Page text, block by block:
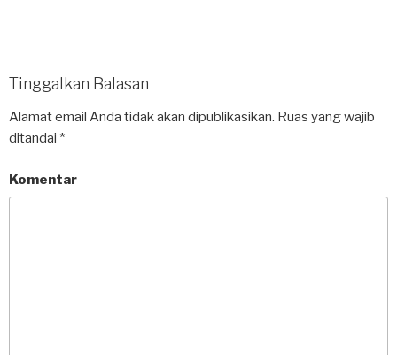
Tinggalkan Balasan
Alamat email Anda tidak akan dipublikasikan. Ruas yang wajib
ditandai *
Komentar